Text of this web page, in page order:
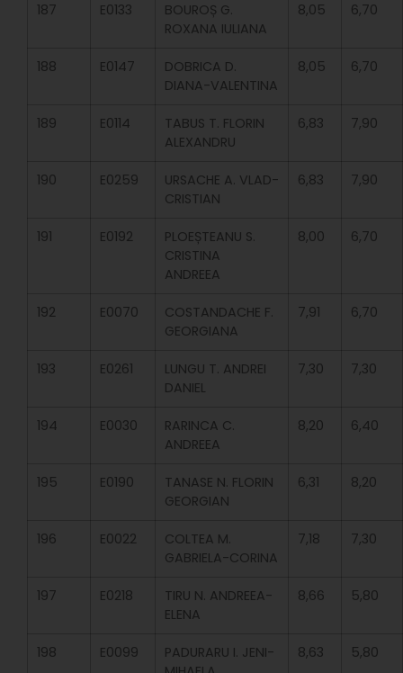
187 E0133
BOUROȘ G.
ROXANA IULIANA
8,05 6,70
188 E0147
DOBRICA D.
DIANA-VALENTINA
8,05 6,70
189 E0114
TABUS T. FLORIN
ALEXANDRU
6,83 7,90
190 E0259
URSACHE A. VLAD-
CRISTIAN
6,83 7,90
191 E0192
PLOEȘTEANU S.
CRISTINA
ANDREEA
8,00 6,70
192 E0070
COSTANDACHE F.
GEORGIANA
7,91 6,70
193 E0261
LUNGU T. ANDREI
DANIEL
7,30 7,30
194 E0030
RARINCA C.
ANDREEA
8,20 6,40
195 E0190
TANASE N. FLORIN
GEORGIAN
6,31 8,20
196 E0022
COLTEA M.
GABRIELA-CORINA
7,18 7,30
197 E0218
TIRU N. ANDREEA-
ELENA
8,66 5,80
198 E0099
PADURARU I. JENI-
8,63 5,80